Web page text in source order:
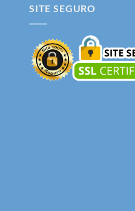
SITE SEGURO